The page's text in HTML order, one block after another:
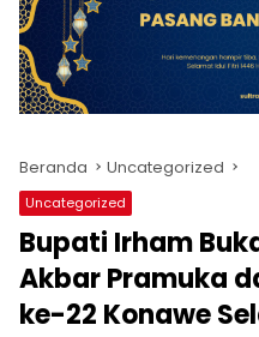
Beranda Uncategorized
Uncategorized
Bupati Irham
Akbar Pramuka
ke-22 Konawe